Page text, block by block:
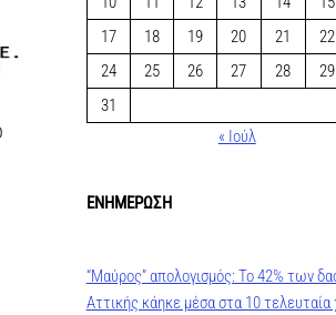
17
18 19 20 21 22
24
25 26 27 28 29
31
« Ιούλ
ΕΝΗΜΕΡΩΣΗ
“Μαύρος” απολογισμός: Το 42% των
Αττικής κάηκε μέσα στα 10 τελευταία